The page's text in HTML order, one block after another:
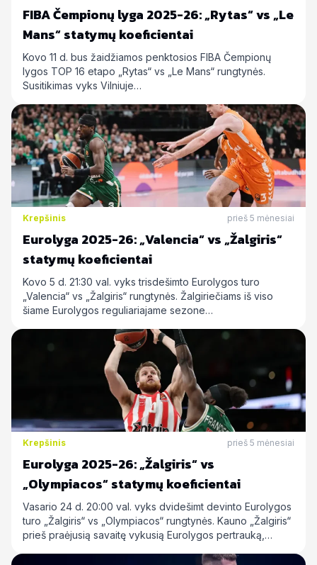
FIBA Čempionų lyga 2025-26: „Rytas“ vs „Le
Mans“ statymų koeficientai
Kovo 11 d. bus žaidžiamos penktosios FIBA Čempionų
lygos TOP 16 etapo „Rytas“ vs „Le Mans“ rungtynės.
Susitikimas vyks Vilniuje…
Krepšinis prieš 5 mėnesiai
Eurolyga 2025-26: „Valencia“ vs „Žalgiris“
statymų koeficientai
Kovo 5 d. 21:30 val. vyks trisdešimto Eurolygos turo
„Valencia“ vs „Žalgiris“ rungtynės. Žalgiriečiams iš viso
šiame Eurolygos reguliariajame sezone…
Krepšinis prieš 5 mėnesiai
Eurolyga 2025-26: „Žalgiris“ vs
„Olympiacos“ statymų koeficientai
Vasario 24 d. 20:00 val. vyks dvidešimt devinto Eurolygos
turo „Žalgiris“ vs „Olympiacos“ rungtynės. Kauno „Žalgiris“
prieš praėjusią savaitę vykusią Eurolygos pertrauką,…